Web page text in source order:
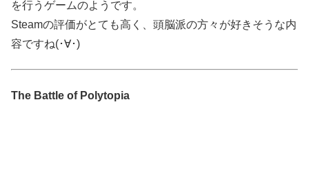
を行うゲームのようです。
Steamの評価がとても高く、頭脳派の方々が好きそうな内
容ですね(･∀･)
The Battle of Polytopia